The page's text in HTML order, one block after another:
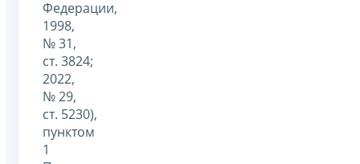
Федерации,
1998,
№ 31,
ст. 3824;
2022,
№ 29,
ст. 5230),
пунктом
1